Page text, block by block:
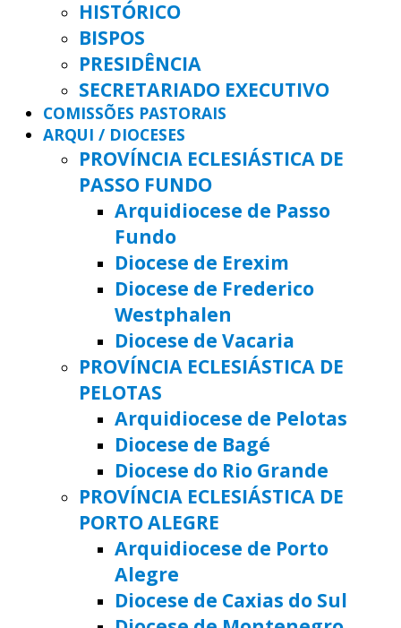
HISTÓRICO
BISPOS
PRESIDÊNCIA
SECRETARIADO EXECUTIVO
COMISSÕES PASTORAIS
ARQUI / DIOCESES
PROVÍNCIA ECLESIÁSTICA DE
PASSO FUNDO
Arquidiocese de Passo
Fundo
Diocese de Erexim
Diocese de Frederico
Westphalen
Diocese de Vacaria
PROVÍNCIA ECLESIÁSTICA DE
PELOTAS
Arquidiocese de Pelotas
Diocese de Bagé
Diocese do Rio Grande
PROVÍNCIA ECLESIÁSTICA DE
PORTO ALEGRE
Arquidiocese de Porto
Alegre
Diocese de Caxias do Sul